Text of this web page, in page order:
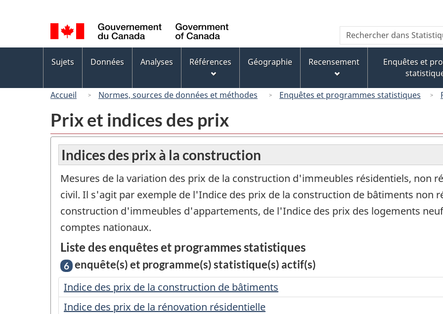
au
contenu
principal
« À
propos
de
ce
version
HTML
simplifiée
de
la
langue
Canada
Recherche
Rechercher
dans
Canada
des
Sujets Données Analyses Références Géographie Recensement
Enquêtes et
Accueil Normes, sources de données et méthodes Enquêtes et programmes statistiques
Prix et indices des prix
Indices des prix à la construction
Mesures de la variation des prix de la construction d'immeubles résidentiels, non
civil. Il s'agit par exemple de l'Indice des prix de la construction de bâtiments non
construction d'immeubles d'appartements, de l'Indice des prix des logements
comptes nationaux.
Liste des enquêtes et programmes statistiques
6 enquête(s) et programme(s) statistique(s) actif(s)
Indice des prix de la construction de bâtiments
Indice des prix de la rénovation résidentielle